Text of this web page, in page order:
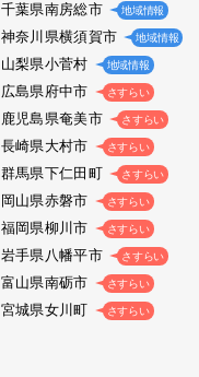
千葉県南房総市 地域情報
神奈川県横須賀市 地域情報
山梨県小菅村 地域情報
広島県府中市 さすらい
鹿児島県奄美市 さすらい
長崎県大村市 さすらい
群馬県下仁田町 さすらい
岡山県赤磐市 さすらい
福岡県柳川市 さすらい
岩手県八幡平市 さすらい
富山県南砺市 さすらい
宮城県女川町 さすらい